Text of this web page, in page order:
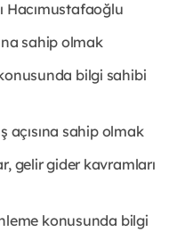
Hacımustafaoğlu
sahip olmak
bilgi sahibi
açısına sahip olmak
gelir gider kavramları
konusunda bilgi